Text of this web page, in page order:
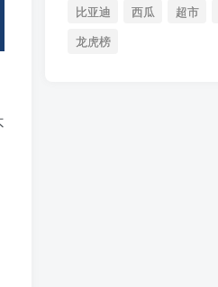
比亚迪
西瓜 超市
龙虎榜